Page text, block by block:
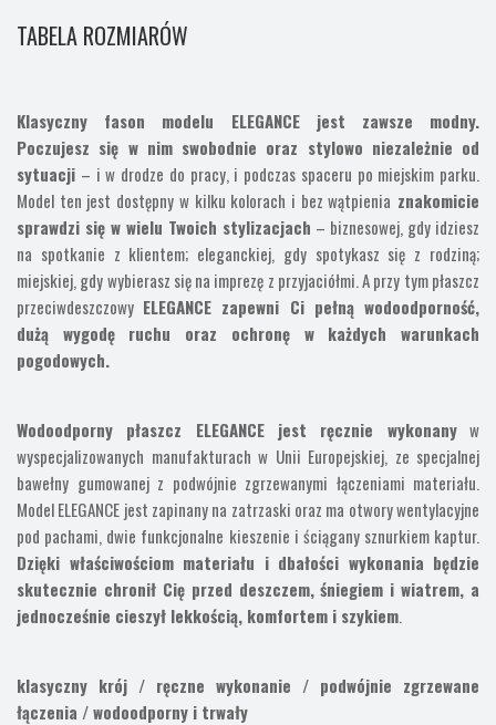
TABELA ROZMIARÓW
Klasyczny fason modelu ELEGANCE jest zawsze modny.
Poczujesz się w nim swobodnie oraz stylowo niezależnie od
sytuacji – i w drodze do pracy, i podczas spaceru po miejskim parku.
Model ten jest dostępny w kilku kolorach i bez wątpienia znakomicie
sprawdzi się w wielu Twoich stylizacjach – biznesowej, gdy idziesz
na spotkanie z klientem; eleganckiej, gdy spotykasz się z rodziną;
miejskiej, gdy wybierasz się na imprezę z przyjaciółmi. A przy tym płaszcz
przeciwdeszczowy ELEGANCE zapewni Ci pełną wodoodporność,
dużą wygodę ruchu oraz ochronę w każdych warunkach
pogodowych.
Wodoodporny płaszcz ELEGANCE jest ręcznie wykonanyw
wyspecjalizowanych manufakturach w Unii Europejskiej, ze specjalnej
bawełny gumowanej z podwójnie zgrzewanymi łączeniami materiału.
Model ELEGANCE jest zapinany na zatrzaski oraz ma otwory wentylacyjne
pod pachami, dwie funkcjonalne kieszenie i ściągany sznurkiem kaptur.
Dzięki właściwościom materiału i dbałości wykonania będzie
skutecznie chronił Cię przed deszczem, śniegiem i wiatrem, a
jednocześnie cieszył lekkością, komfortem i szykiem.
klasyczny krój / ręczne wykonanie / podwójnie zgrzewane
łączenia / wodoodporny i trwały